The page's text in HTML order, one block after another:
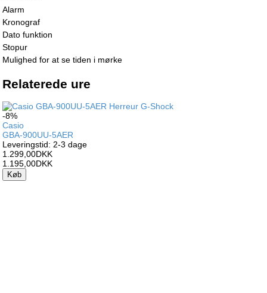
Alarm
Kronograf
Dato funktion
Stopur
Mulighed for at se tiden i mørke
Relaterede ure
-8%
Casio
GBA-900UU-5AER
Leveringstid: 2-3 dage
1.299,00DKK
1.195,00DKK
Køb